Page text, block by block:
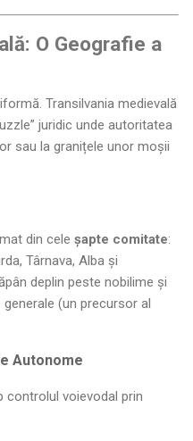
O Geografie a
Transilvania medievală
juridic unde autoritatea
sau la granițele unor moșii
din cele șapte comitate:
Târnava, Alba și
deplin peste nobilime și
(un precursor al
Autonome
controlul voievodal prin